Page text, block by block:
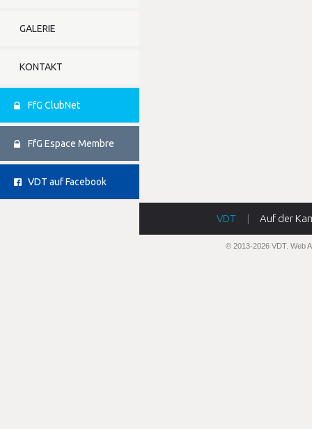
GALERIE
KONTAKT
FfG ClubNet
FfG Espace Membre
VDT auf Facebook
VDT | Auf der
© 2013-2026 VDT. Web